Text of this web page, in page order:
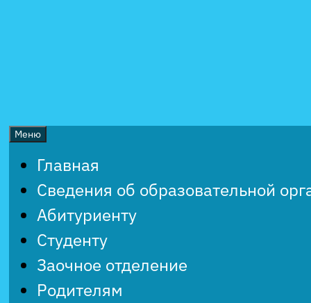
Меню
Главная
Сведения об образовательной
Абитуриенту
Студенту
Заочное отделение
Родителям